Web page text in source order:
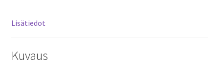
Lisätiedot
Kuvaus